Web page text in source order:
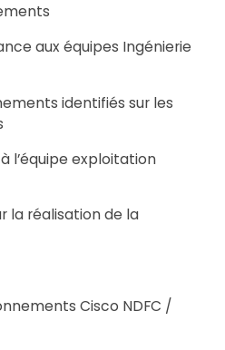
aux équipes Ingénierie
identifiés sur les
l’équipe exploitation
la réalisation de la
Cisco NDFC /